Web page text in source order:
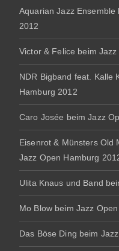
Aquarian Jazz
2012
Victor & Felice beim
NDR Bigband feat. Kalle
Hamburg 2012
Caro Josée beim Jazz
Eisenrot & Münsters Old
Jazz Open Hamburg
Ulita Knaus und Band
Mo Blow beim Jazz
Das Böse Ding beim